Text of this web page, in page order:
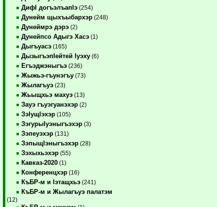
ДифI догъэлъапIэ (254)
Дунейм щыхъыбархэр (248)
Дунеймрэ дэрэ (2)
Дунейпсо Адыгэ Хасэ (1)
Дыгъуасэ (165)
ДызыгъэпIейтей Iуэху (6)
Егъэджэныгъэ (236)
Жыжьэ-гъунэгъу (73)
Жылагъуэ (23)
Жьыщхьэ махуэ (13)
Зауэ гъуэгуанэхэр (2)
ЗэIущIэхэр (105)
ЗэгурыIуэныгъэхэр (3)
Зэпеуэхэр (131)
ЗэпыщIэныгъэхэр (28)
Зэхыхьэхэр (55)
Кавказ-2020 (1)
Конференцхэр (16)
КъБР-м и Iэтащхьэ (241)
КъБР-м и Жылагъуэ палатэм
(12)